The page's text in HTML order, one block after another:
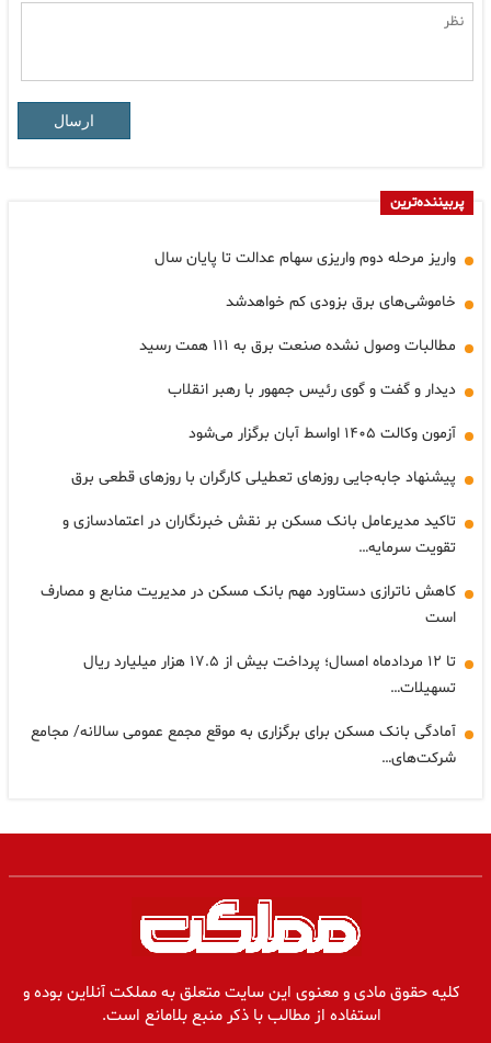
ارسال
پربیننده‌ترین
واریز مرحله دوم واریزی سهام عدالت تا پایان سال
خاموشی‌های برق بزودی کم خواهدشد
مطالبات وصول نشده صنعت برق به ۱۱۱ همت رسید
دیدار و گفت و گوی رئیس جمهور با رهبر انقلاب
آزمون وکالت ۱۴۰۵ اواسط آبان برگزار می‌شود
پیشنهاد جابه‌جایی روزهای تعطیلی کارگران با روزهای قطعی برق
تاکید مدیرعامل بانک مسکن بر نقش خبرنگاران در اعتمادسازی و
تقویت سرمایه…
کاهش ناترازی دستاورد مهم بانک مسکن در مدیریت منابع و مصارف
است
تا ۱۲ مردادماه امسال؛ پرداخت بیش از ۱۷.۵ هزار میلیارد ریال
تسهیلات…
آمادگی بانک مسکن برای برگزاری به موقع مجمع عمومی سالانه/ مجامع
شرکت‌های…
کلیه حقوق مادی و معنوی این سایت متعلق به مملکت آنلاین بوده و
استفاده از مطالب با ذکر منبع بلامانع است.